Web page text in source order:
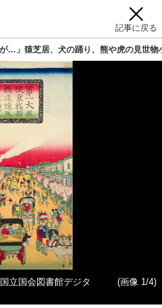
記事に戻る
…」猿芝居、犬の踊り、熊や虎の見世
立国会図書館デジタ
(画像 1/4)